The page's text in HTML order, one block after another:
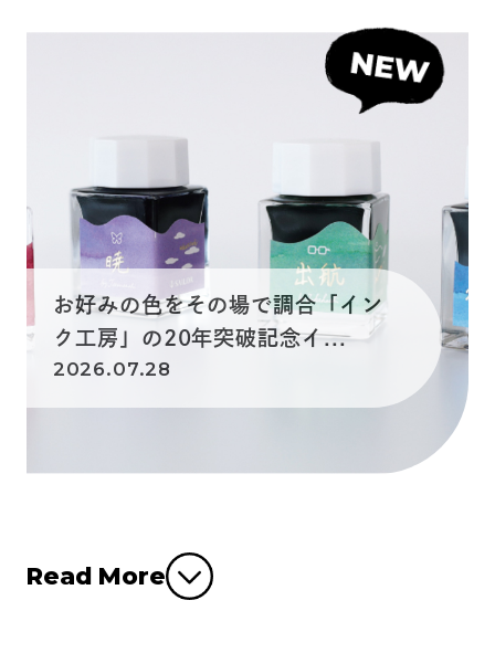
お好みの色をその場で調合「イン
ク工房」の20年突破記念イ...
2026.07.28
Read More